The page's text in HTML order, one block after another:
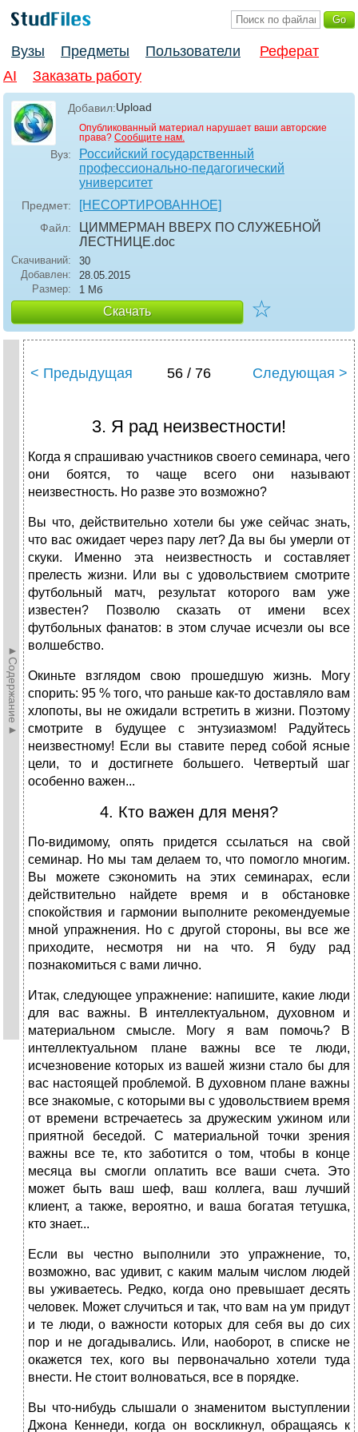
Вузы Предметы Пользователи
Реферат
AI
Заказать работу
Добавил:Upload
Опубликованный материал нарушает ваши авторские
права? Сообщите нам.
Вуз:
Российский государственный
профессионально-педагогический
университет
Предмет: [НЕСОРТИРОВАННОЕ]
Файл:
ЦИММЕРМАН ВВЕРХ ПО СЛУЖЕБНОЙ
ЛЕСТНИЦЕ.doc
Скачиваний:
30
Добавлен:
28.05.2015
Размер:
1 Мб
Скачать ☆
►Содержание►
< Предыдущая 56 / 76 Следующая >
3. Я рад неизвестности!
Когда я спрашиваю участников своего семинара, чего
они боятся, то чаще всего они называют
неизвестность. Но разве это возможно?
Вы что, действительно хотели бы уже сейчас знать,
что вас ожидает через пару лет? Да вы бы умерли от
скуки. Именно эта неизвестность и составляет
прелесть жизни. Или вы с удовольствием смотрите
футбольный матч, результат которого вам уже
известен? Позволю сказать от имени всех
футбольных фанатов: в этом случае исчезли оы все
волшебство.
Окиньте взглядом свою прошедшую жизнь. Могу
спорить: 95 % того, что раньше как-то доставляло вам
хлопоты, вы не ожидали встретить в жизни. Поэтому
смотрите в будущее с энтузиазмом! Радуйтесь
неизвестному! Если вы ставите перед собой ясные
цели, то и достигнете большего. Четвертый шаг
особенно важен...
4. Кто важен для меня?
По-видимому, опять придется ссылаться на свой
семинар. Но мы там делаем то, что помогло многим.
Вы можете сэкономить на этих семинарах, если
действительно найдете время и в обстановке
спокойствия и гармонии выполните рекомендуемые
мной упражнения. Но с другой стороны, вы все же
приходите, несмотря ни на что. Я буду рад
познакомиться с вами лично.
Итак, следующее упражнение: напишите, какие люди
для вас важны. В интеллектуальном, духовном и
материальном смысле. Могу я вам помочь? В
интеллектуальном плане важны все те люди,
исчезновение которых из вашей жизни стало бы для
вас настоящей проблемой. В духовном плане важны
все знакомые, с которыми вы с удовольствием время
от времени встречаетесь за дружеским ужином или
приятной беседой. С материальной точки зрения
важны все те, кто заботится о том, чтобы в конце
месяца вы смогли оплатить все ваши счета. Это
может быть ваш шеф, ваш коллега, ваш лучший
клиент, а также, вероятно, и ваша богатая тетушка,
кто знает...
Если вы честно выполнили это упражнение, то,
возможно, вас удивит, с каким малым числом людей
вы уживаетесь. Редко, когда оно превышает десять
человек. Может случиться и так, что вам на ум придут
и те люди, о важности которых для себя вы до сих
пор и не догадывались. Или, наоборот, в списке не
окажется тех, кого вы первоначально хотели туда
внести. Не стоит волноваться, все в порядке.
Вы что-нибудь слышали о знаменитом выступлении
Джона Кеннеди, когда он воскликнул, обращаясь к